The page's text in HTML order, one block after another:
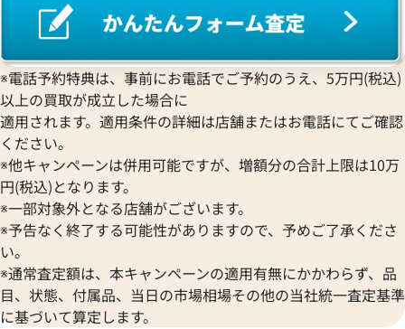
参考買取価格
119,000円
2026年4月17日時点
参考買取価格
77,000
2026年6月17日時
※電話予約特典は、事前にお電話でご予約のうえ、5万円(税込)
以上の買取が成立した場合に
適用されます。適用条件の詳細は店舗またはお電話にてご確認
ください。
※他キャンペーンは併用可能ですが、増額分の合計上限は10万
円(税込)となります。
※一部対象外となる店舗がございます。
※予告なく終了する可能性がありますので、予めご了承くださ
い。
※通常査定額は、本キャンペーンの適用有無にかかわらず、品
目、状態、付属品、当日の市場相場その他の当社統一査定基準
に基づいて算定します。